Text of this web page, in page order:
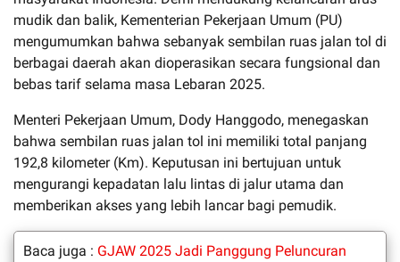
mudik dan balik, Kementerian Pekerjaan Umum (PU)
mengumumkan bahwa sebanyak sembilan ruas jalan tol di
berbagai daerah akan dioperasikan secara fungsional dan
bebas tarif selama masa Lebaran 2025.
Menteri Pekerjaan Umum, Dody Hanggodo, menegaskan
bahwa sembilan ruas jalan tol ini memiliki total panjang
192,8 kilometer (Km). Keputusan ini bertujuan untuk
mengurangi kepadatan lalu lintas di jalur utama dan
memberikan akses yang lebih lancar bagi pemudik.
Baca juga : GJAW 2025 Jadi Panggung Peluncuran